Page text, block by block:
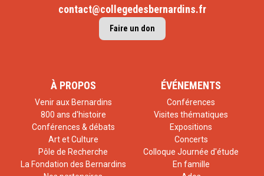
contact@collegedesbernardins.fr
Faire un don
À PROPOS
Venir aux Bernardins
800 ans d'histoire
Conférences & débats
Art et Culture
Pôle de Recherche
La Fondation des Bernardins
ÉVÉNEMENTS
Conférences
Visites thématiques
Expositions
Concerts
Colloque Journée d'étude
En famille